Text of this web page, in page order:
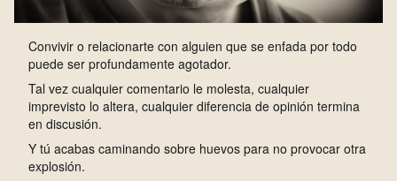
Convivir o relacionarte con alguien que se enfada por todo
puede ser profundamente agotador.
Tal vez cualquier comentario le molesta, cualquier
imprevisto lo altera, cualquier diferencia de opinión termina
en discusión.
Y tú acabas caminando sobre huevos para no provocar otra
explosión.